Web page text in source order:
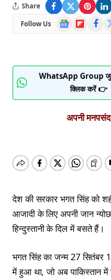
Share
Follow Us
Google
News
Flipboard
WhatsApp Group
क्लिक करें 👉
अपनी मनपसंद
देश की सरकार भगत सिंह को
आजादी के लिए अपनी जान
हिन्दुस्तानी के दिल में बसते हैं।
भगत सिंह का जन्म 27 सितंबर
में हुआ था, जो अब पाकिस्तान